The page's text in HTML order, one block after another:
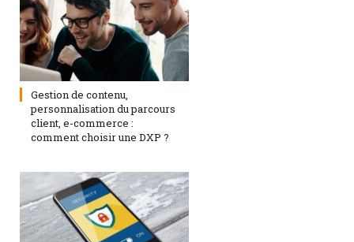
3 septembre 2024
Gestion de contenu,
personnalisation du parcours
client, e-commerce :
comment choisir une DXP ?